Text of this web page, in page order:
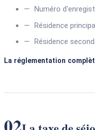
Numéro
Résidence
Résidence
La réglementation